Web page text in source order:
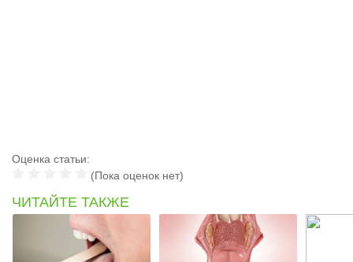
Оценка статьи:
(Пока оценок нет)
ЧИТАЙТЕ ТАКЖЕ